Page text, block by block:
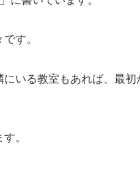
す。
いる教室もあれば、最初
。